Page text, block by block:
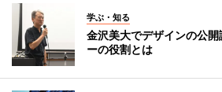
学ぶ・知る
金沢美大でデザインの公
ーの役割とは